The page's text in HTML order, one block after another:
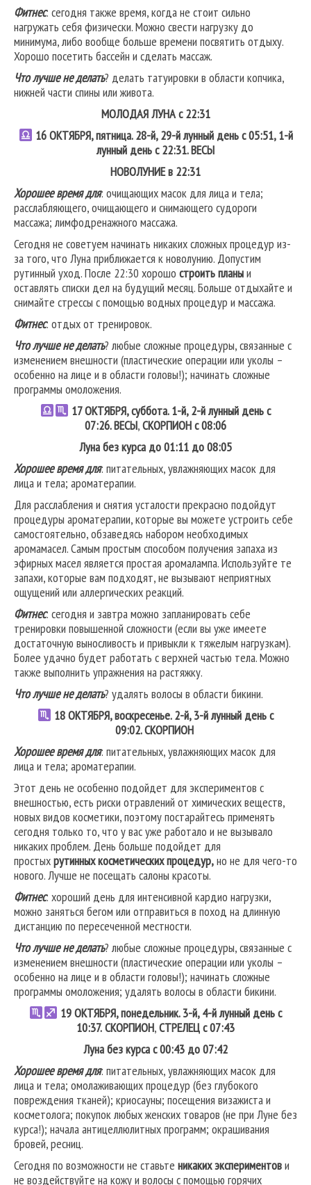
Фитнес: сегодня также время, когда не стоит сильно
нагружать себя физически. Можно свести нагрузку до
минимума, либо вообще больше времени посвятить отдыху.
Хорошо посетить бассейн и сделать массаж.
Что лучше не делать? делать татуировки в области копчика,
нижней части спины или живота.
МОЛОДАЯ ЛУНА с 22:31
16ОКТЯБРЯ, пятница. 28-й, 29-й лунный день с 05:51, 1-й
лунный день с 22:31.ВЕСЫ
НОВОЛУНИЕ в 22:31
Хорошее время для: очищающих масок для лица и тела;
расслабляющего, очищающего и снимающего судороги
массажа; лимфодренажного массажа.
Сегодня не советуем начинать никаких сложных процедур из-
за того, что Луна приближается к новолунию. Допустим
рутинный уход. После 22:30 хорошо строить планыи
оставлять списки дел на будущий месяц. Больше отдыхайте и
снимайте стрессы с помощью водных процедур и массажа.
Фитнес: отдых от тренировок.
Что лучше не делать? любые сложные процедуры, связанные с
изменением внешности (пластические операции или уколы –
особенно на лице и в области головы!); начинать сложные
программы омоложения.
17ОКТЯБРЯ, суббота. 1-й, 2-й лунный день с
07:26.ВЕСЫ,СКОРПИОНс 08:06
Луна без курса до 01:11 до 08:05
Хорошее время для: питательных, увлажняющих масок для
лица и тела; ароматерапии.
Для расслабления и снятия усталости прекрасно подойдут
процедуры ароматерапии, которые вы можете устроить себе
самостоятельно, обзаведясь набором необходимых
аромамасел. Самым простым способом получения запаха из
эфирных масел является простая аромалампа. Используйте те
запахи, которые вам подходят, не вызывают неприятных
ощущений или аллергических реакций.
Фитнес: сегодня и завтра можно запланировать себе
тренировки повышенной сложности (если вы уже имеете
достаточную выносливость и привыкли к тяжелым нагрузкам).
Более удачно будет работать с верхней частью тела. Можно
также выполнить упражнения на растяжку.
Что лучше не делать? удалять волосы в области бикини.
18ОКТЯБРЯ, воскресенье. 2-й, 3-й лунный день с
09:02.СКОРПИОН
Хорошее время для: питательных, увлажняющих масок для
лица и тела; ароматерапии.
Этот день не особенно подойдет для экспериментов с
внешностью, есть риски отравлений от химических веществ,
новых видов косметики, поэтому постарайтесь применять
сегодня только то, что у вас уже работало и не вызывало
никаких проблем. День больше подойдет для
простыхрутинных косметических процедур,но не для чего-то
нового. Лучше не посещать салоны красоты.
Фитнес: хороший день для интенсивной кардио нагрузки,
можно заняться бегом или отправиться в поход на длинную
дистанцию по пересеченной местности.
Что лучше не делать? любые сложные процедуры, связанные с
изменением внешности (пластические операции или уколы –
особенно на лице и в области головы!); начинать сложные
программы омоложения; удалять волосы в области бикини.
19ОКТЯБРЯ, понедельник. 3-й, 4-й лунный день с
10:37.СКОРПИОН,СТРЕЛЕЦс 07:43
Луна без курса с 00:43 до 07:42
Хорошее время для: питательных, увлажняющих масок для
лица и тела; омолаживающих процедур (без глубокого
повреждения тканей); криосауны; посещения визажиста и
косметолога; покупок любых женских товаров (не при Луне без
курса!); начала антицеллюлитных программ; окрашивания
бровей, ресниц.
Сегодня по возможности не ставьте никаких экспериментови
не воздействуйте на кожу и волосы с помощью горячих